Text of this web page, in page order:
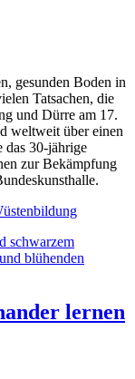
gesunden Boden in
Tatsachen, die
und Dürre am 17.
weltweit über einen
das 30-jährige
zur Bekämpfung
lernen